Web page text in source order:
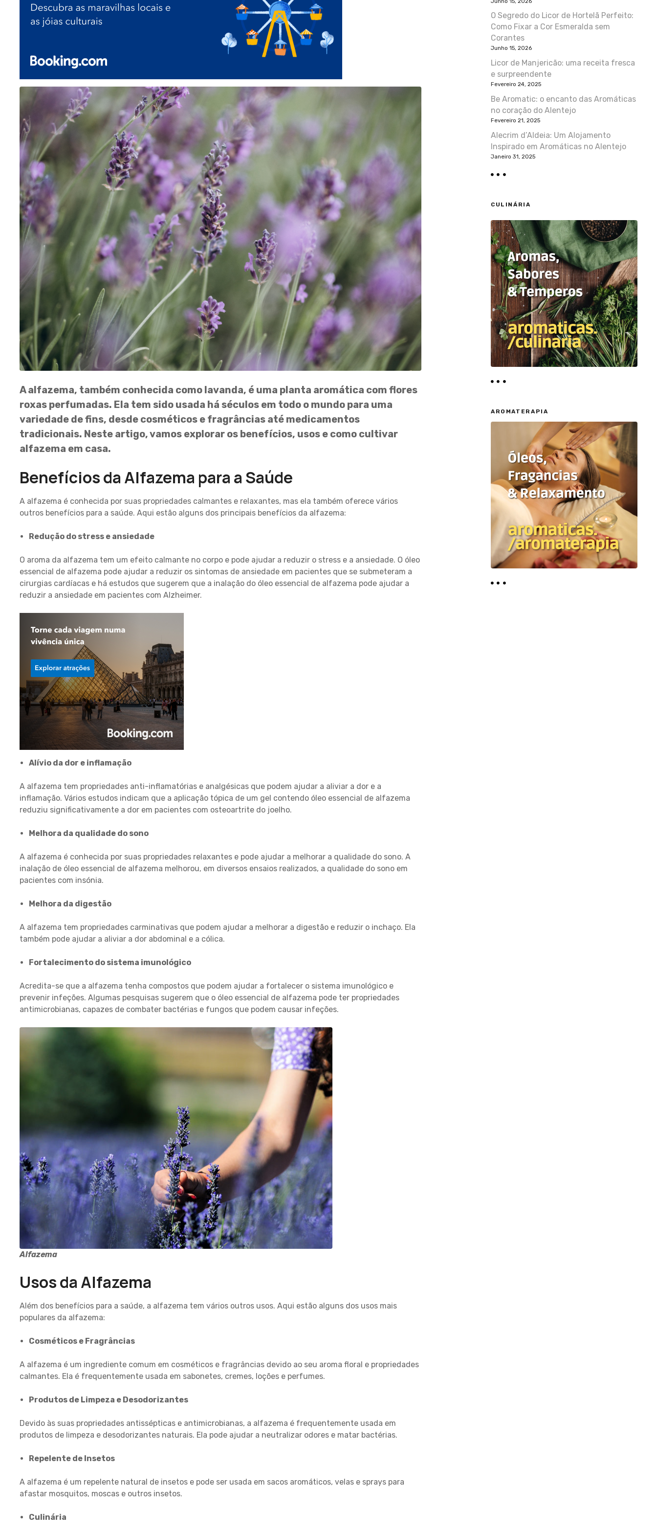
A alfazema, também conhecida como lavanda, é uma planta aromática com flores
roxas perfumadas. Ela tem sido usada há séculos em todo o mundo para uma
variedade de fins, desde cosméticos e fragrâncias até medicamentos
tradicionais. Neste artigo, vamos explorar os benefícios, usos e como cultivar
alfazema em casa.
Benefícios da Alfazema para a Saúde
A alfazema é conhecida por suas propriedades calmantes e relaxantes, mas ela também oferece vários
outros benefícios para a saúde. Aqui estão alguns dos principais benefícios da alfazema:
Redução do stress e ansiedade
O aroma da alfazema tem um efeito calmante no corpo e pode ajudar a reduzir o stress e a ansiedade. O óleo
essencial de alfazema pode ajudar a reduzir os sintomas de ansiedade em pacientes que se submeteram a
cirurgias cardíacas e há estudos que sugerem que a inalação do óleo essencial de alfazema pode ajudar a
reduzir a ansiedade em pacientes com Alzheimer.
Alívio da dor e inflamação
A alfazema tem propriedades anti-inflamatórias e analgésicas que podem ajudar a aliviar a dor e a
inflamação. Vários estudos indicam que a aplicação tópica de um gel contendo óleo essencial de alfazema
reduziu significativamente a dor em pacientes com osteoartrite do joelho.
Melhora da qualidade do sono
A alfazema é conhecida por suas propriedades relaxantes e pode ajudar a melhorar a qualidade do sono. A
inalação de óleo essencial de alfazema melhorou, em diversos ensaios realizados, a qualidade do sono em
pacientes com insónia.
Melhora da digestão
A alfazema tem propriedades carminativas que podem ajudar a melhorar a digestão e reduzir o inchaço. Ela
também pode ajudar a aliviar a dor abdominal e a cólica.
Fortalecimento do sistema imunológico
Acredita-se que a alfazema tenha compostos que podem ajudar a fortalecer o sistema imunológico e
prevenir infeções. Algumas pesquisas sugerem que o óleo essencial de alfazema pode ter propriedades
antimicrobianas, capazes de combater bactérias e fungos que podem causar infeções.
Alfazema
Usos da Alfazema
Além dos benefícios para a saúde, a alfazema tem vários outros usos. Aqui estão alguns dos usos mais
populares da alfazema:
Cosméticos e Fragrâncias
A alfazema é um ingrediente comum em cosméticos e fragrâncias devido ao seu aroma floral e propriedades
calmantes. Ela é frequentemente usada em sabonetes, cremes, loções e perfumes.
Produtos de Limpeza e Desodorizantes
Devido às suas propriedades antissépticas e antimicrobianas, a alfazema é frequentemente usada em
produtos de limpeza e desodorizantes naturais. Ela pode ajudar a neutralizar odores e matar bactérias.
Repelente de Insetos
A alfazema é um repelente natural de insetos e pode ser usada em sacos aromáticos, velas e sprays para
afastar mosquitos, moscas e outros insetos.
Culinária
O Segredo do Licor de Hortelã Perfeito:
Como Fixar a Cor Esmeralda sem
Corantes
Junho 15, 2026
Licor de Manjericão: uma receita fresca
e surpreendente
Fevereiro 24, 2025
Be Aromatic: o encanto das Aromáticas
no coração do Alentejo
Fevereiro 21, 2025
Alecrim d’Aldeia: Um Alojamento
Inspirado em Aromáticas no Alentejo
Janeiro 31, 2025
CULINÁRIA
AROMATERAPIA